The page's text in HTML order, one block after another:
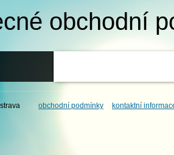
obchodní
obchodní podmínky kontaktní